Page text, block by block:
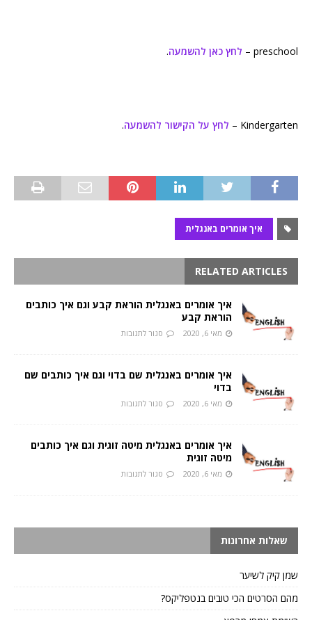
preschool – לחץ כאן להשמעה.
Kindergarten – לחץ על הקישור להשמעה.
איך אומרים באנגלית
RELATED ARTICLES
איך אומרים באנגלית הוראת קבע וגם איך כותבים
הוראת קבע
מאי 6, 2020 סגור לתגובות
איך אומרים באנגלית שם בדוי וגם איך כותבים שם
בדוי
מאי 6, 2020 סגור לתגובות
איך אומרים באנגלית מיטה זוגית וגם איך כותבים
מיטה זוגית
מאי 6, 2020 סגור לתגובות
שאלות אחרונות
שמן קיק לשיער
מהם הסרטים הכי טובים בנטפליקס?